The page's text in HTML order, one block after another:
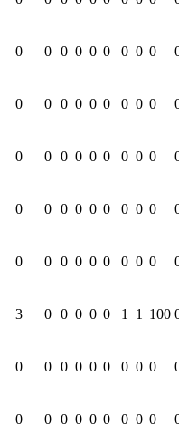
0 0 0 0 0 0 0 0 0
0 0 0 0 0 0 0 0 0
0 0 0 0 0 0 0 0 0
0 0 0 0 0 0 0 0 0
0 0 0 0 0 0 0 0 0
3 0 0 0 0 0 1 1 100
0 0 0 0 0 0 0 0 0
0 0 0 0 0 0 0 0 0